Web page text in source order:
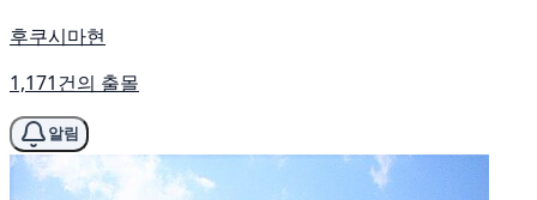
후쿠시마현
1,171건의 출몰
알림